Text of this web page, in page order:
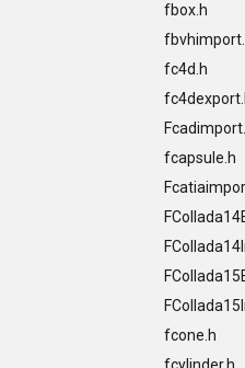
fbox.h
fc4d.h
fcapsule.h
fcone.h